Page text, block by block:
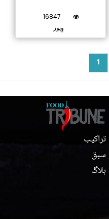
16847
وِیوز
1
تراکیب
سبق
بلاگ